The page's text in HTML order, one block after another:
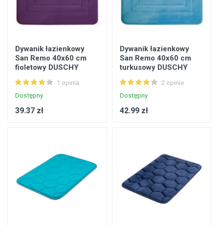
Dywanik łazienkowy
San Remo 40x60 cm
fioletowy DUSCHY
1 opinia
Dostępny
39.37 zł
Dywanik łazienkowy
San Remo 40x60 cm
turkusowy DUSCHY
2 opinie
Dostępny
42.99 zł